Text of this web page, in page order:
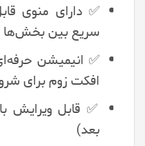
✅ دارای منوی
سریع بین بخش‌ها
✅ انیمیشن
افکت زوم برای
بعد)